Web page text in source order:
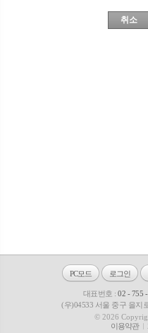
PC모드 로그인
대표번호 : 02 - 755
(우)04533 서울 중구 을지
© 2026
이용약관